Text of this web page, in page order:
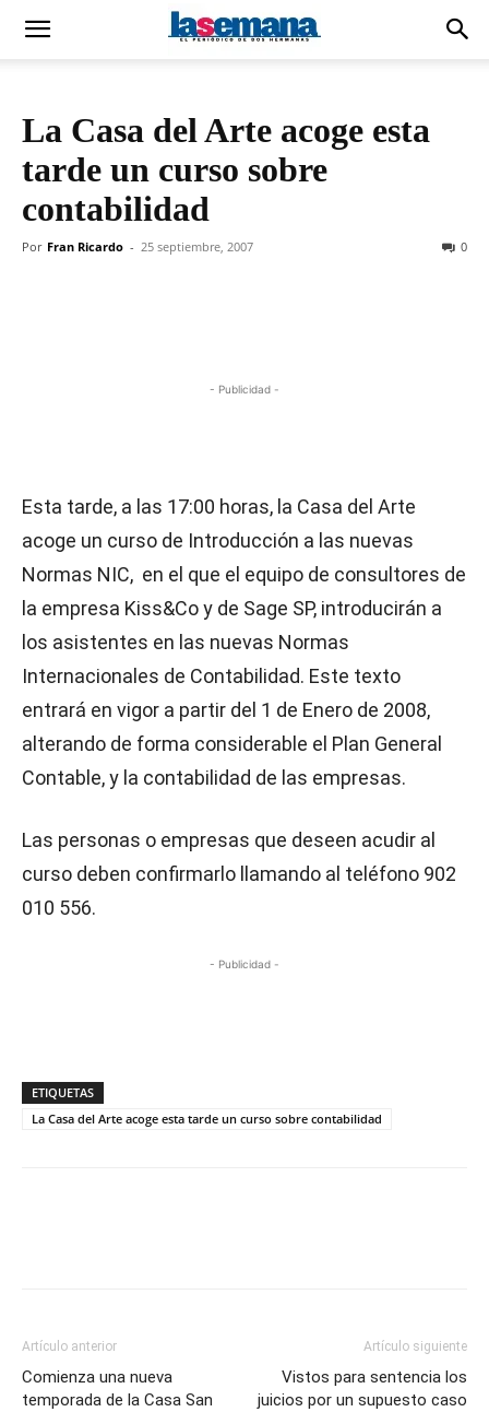
La Casa del Arte acoge esta
tarde un curso sobre
contabilidad
Por Fran Ricardo - 25 septiembre, 2007 0
- Publicidad -
Esta tarde, a las 17:00 horas, la Casa del Arte
acoge un curso de Introducción a las nuevas
Normas NIC, en el que el equipo de consultores de
la empresa Kiss&Co y de Sage SP, introducirán a
los asistentes en las nuevas Normas
Internacionales de Contabilidad. Este texto
entrará en vigor a partir del 1 de Enero de 2008,
alterando de forma considerable el Plan General
Contable, y la contabilidad de las empresas.
Las personas o empresas que deseen acudir al
curso deben confirmarlo llamando al teléfono 902
010 556.
- Publicidad -
ETIQUETAS
La Casa del Arte acoge esta tarde un curso sobre contabilidad
Artículo anterior
Comienza una nueva
temporada de la Casa San
Artículo siguiente
Vistos para sentencia los
juicios por un supuesto caso